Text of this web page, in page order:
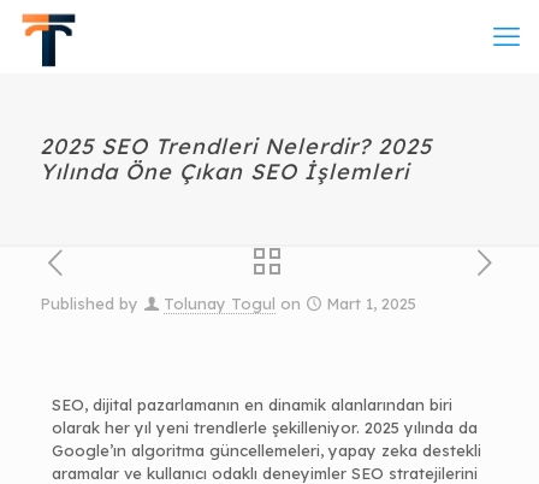
2025 SEO Trendleri Nelerdir? 2025
Yılında Öne Çıkan SEO İşlemleri
Published by Tolunay Togul on Mart 1, 2025
SEO, dijital pazarlamanın en dinamik alanlarından biri
olarak her yıl yeni trendlerle şekilleniyor. 2025 yılında da
Google’ın algoritma güncellemeleri, yapay zeka destekli
aramalar ve kullanıcı odaklı deneyimler SEO stratejilerini